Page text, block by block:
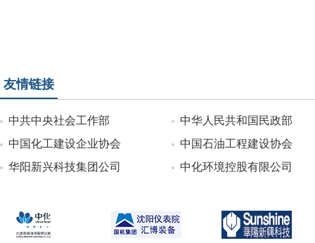
友情链接
中共中央社会工作部
中华人民共和国民政部
中国化工建设企业协会
中国石油工程建设协会
华阳新兴科技集团公司
中化环境控股有限公司